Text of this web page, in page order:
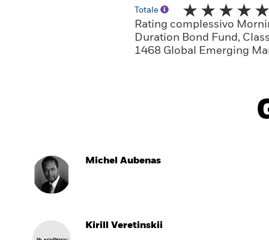
Totale
Rating complessivo
Duration Bond Fund,
1468 Global Emerging
Michel Aubenas
Kirill Veretinskii